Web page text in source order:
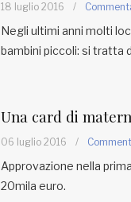
18 luglio 2016 /
Negli ultimi anni molti
bambini piccoli: si tratta
Una card di
06 luglio 2016 /
Approvazione nella
20mila euro.